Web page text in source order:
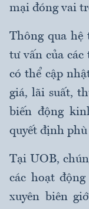
mại đóng vai
Thông qua hệ
tư vấn của
có thể cập
giá, lãi suất,
biến động
quyết định phù
Tại UOB,
các hoạt
xuyên biên